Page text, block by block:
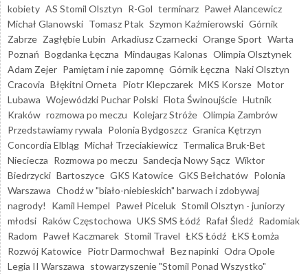
kobiety AS Stomil Olsztyn R-Gol terminarz Paweł Alancewicz
Michał Glanowski Tomasz Ptak Szymon Kaźmierowski Górnik
Zabrze Zagłębie Lubin Arkadiusz Czarnecki Orange Sport Warta
Poznań Bogdanka Łęczna Mindaugas Kalonas Olimpia Olsztynek
Adam Zejer Pamiętam i nie zapomnę Górnik Łęczna Naki Olsztyn
Cracovia Błękitni Orneta Piotr Klepczarek MKS Korsze Motor
Lubawa Wojewódzki Puchar Polski Flota Świnoujście Hutnik
Kraków rozmowa po meczu Kolejarz Stróże Olimpia Zambrów
Przedstawiamy rywala Polonia Bydgoszcz Granica Kętrzyn
Concordia Elbląg Michał Trzeciakiewicz Termalica Bruk-Bet
Nieciecza Rozmowa po meczu Sandecja Nowy Sącz Wiktor
Biedrzycki Bartoszyce GKS Katowice GKS Bełchatów Polonia
Warszawa Chodź w "biało-niebieskich" barwach i zdobywaj
nagrody!
Kamil Hempel Paweł Piceluk Stomil Olsztyn - juniorzy
młodsi Raków Częstochowa UKS SMS Łódź Rafał Śledź Radomiak
Radom Paweł Kaczmarek Stomil Travel ŁKS Łódź ŁKS Łomża
Rozwój Katowice Piotr Darmochwał Bez napinki Odra Opole
Legia II Warszawa stowarzyszenie "Stomil Ponad Wszystko"